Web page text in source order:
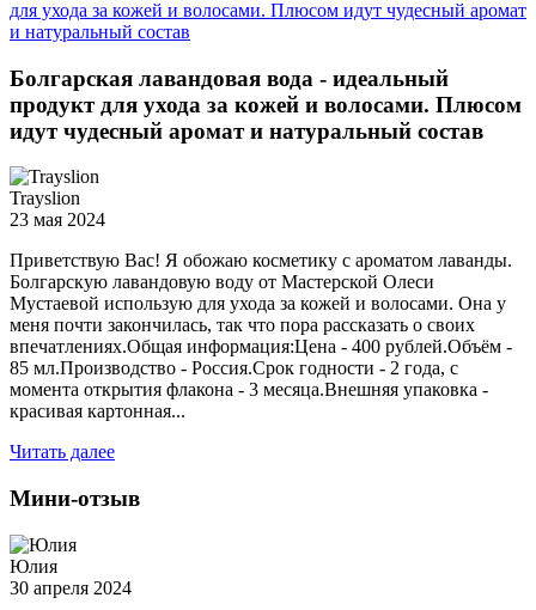
Болгарская лавандовая вода - идеальный
продукт для ухода за кожей и волосами. Плюсом
идут чудесный аромат и натуральный состав
Trayslion
23 мая 2024
Приветствую Вас! Я обожаю косметику с ароматом лаванды.
Болгарскую лавандовую воду от Мастерской Олеси
Мустаевой использую для ухода за кожей и волосами. Она у
меня почти закончилась, так что пора рассказать о своих
впечатлениях.Общая информация:Цена - 400 рублей.Объём -
85 мл.Производство - Россия.Срок годности - 2 года, с
момента открытия флакона - 3 месяца.Внешняя упаковка -
красивая картонная...
Читать далее
Мини-отзыв
Юлия
30 апреля 2024